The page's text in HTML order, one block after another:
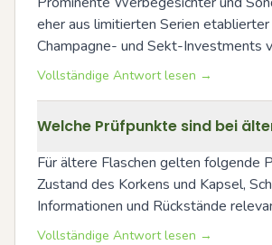
eher aus limitierten Serien
Champagne- und Sekt-Investments
Vollständige Antwort lesen →
Welche Prüfpunkte sind bei
Für ältere Flaschen gelten folgende
Zustand des Korkens und Kapsel,
Informationen und Rückstände
Vollständige Antwort lesen →